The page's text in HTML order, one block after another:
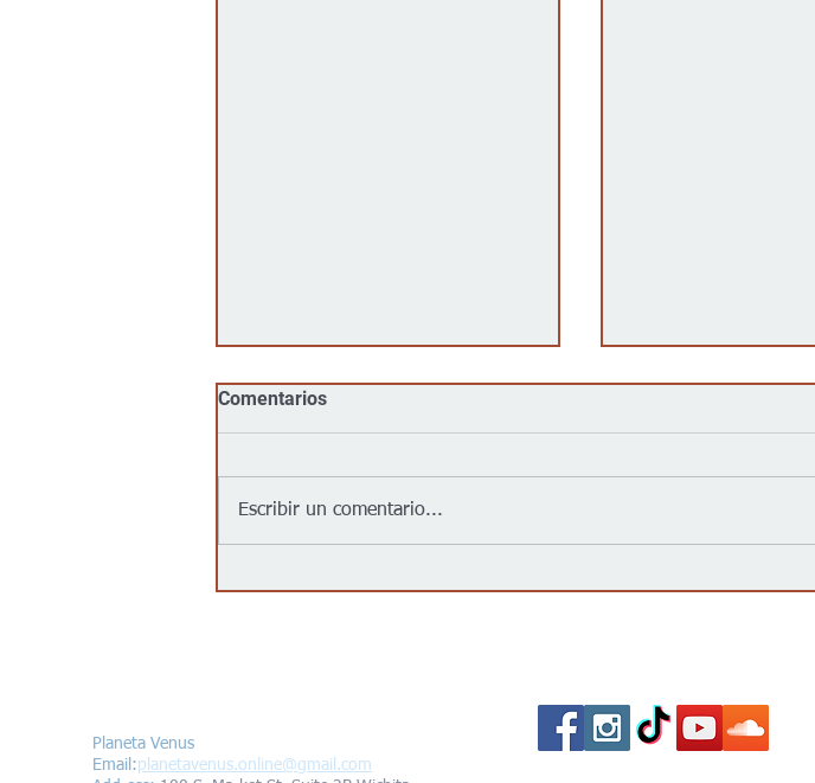
Comentarios
Escribir un comentario...
Planeta Venus
Email:planetavenus.online@gmail.com